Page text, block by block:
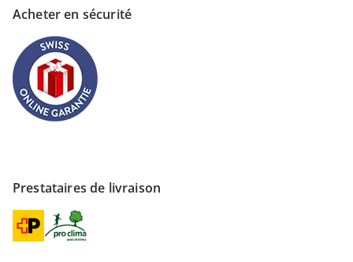
Acheter en sécurité
Prestataires de livraison